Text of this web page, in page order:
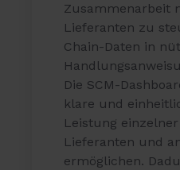
Zusammenarbeit
Lieferanten zu
Chain-Daten in
Die SCM-
klare und
Leistung
Lieferanten und
ermöglichen.